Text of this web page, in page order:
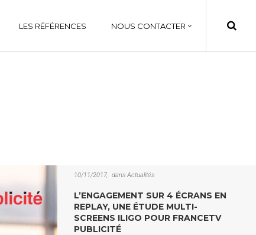
LES RÉFÉRENCES NOUS CONTACTER
10/11/2017 dans Actualités
L’ENGAGEMENT SUR 4 ÉCRANS EN
REPLAY, UNE ÉTUDE MULTI-
SCREENS ILIGO POUR FRANCETV
PUBLICITÉ